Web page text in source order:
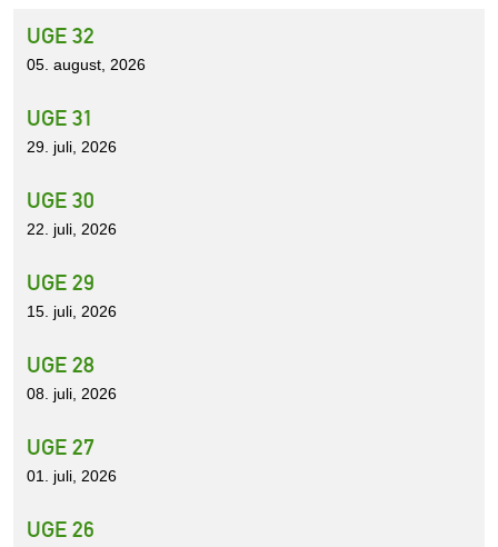
UGE 32
05. august, 2026
UGE 31
29. juli, 2026
UGE 30
22. juli, 2026
UGE 29
15. juli, 2026
UGE 28
08. juli, 2026
UGE 27
01. juli, 2026
UGE 26